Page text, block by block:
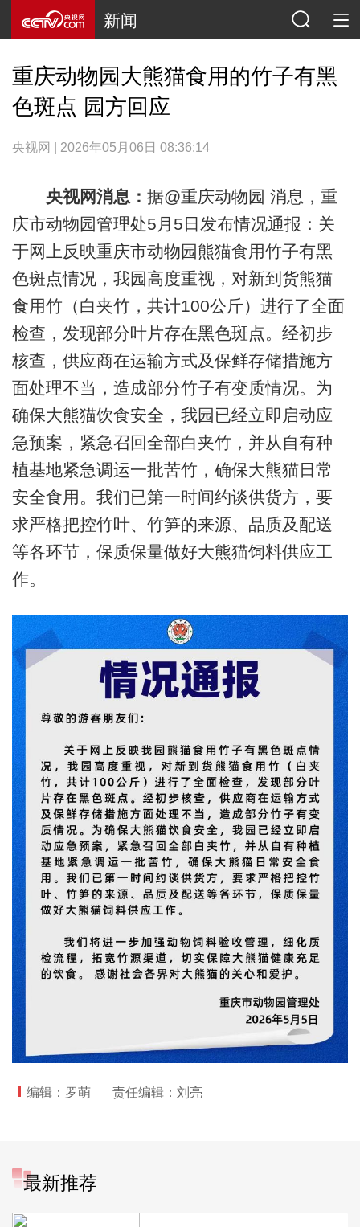
新闻
重庆动物园大熊猫食用的竹子有黑
色斑点 园方回应
央视网 | 2026年05月06日 08:36:14
央视网消息： 据@重庆动物园 消息，重
庆市动物园管理处5月5日发布情况通报：关
于网上反映重庆市动物园熊猫食用竹子有黑
色斑点情况，我园高度重视，对新到货熊猫
食用竹（白夹竹，共计100公斤）进行了全面
检查，发现部分叶片存在黑色斑点。经初步
核查，供应商在运输方式及保鲜存储措施方
面处理不当，造成部分竹子有变质情况。为
确保大熊猫饮食安全，我园已经立即启动应
急预案，紧急召回全部白夹竹，并从自有种
植基地紧急调运一批苦竹，确保大熊猫日常
安全食用。我们已第一时间约谈供货方，要
求严格把控竹叶、竹笋的来源、品质及配送
等各环节，保质保量做好大熊猫饲料供应工
作。
编辑：罗萌 责任编辑：刘亮
最新推荐